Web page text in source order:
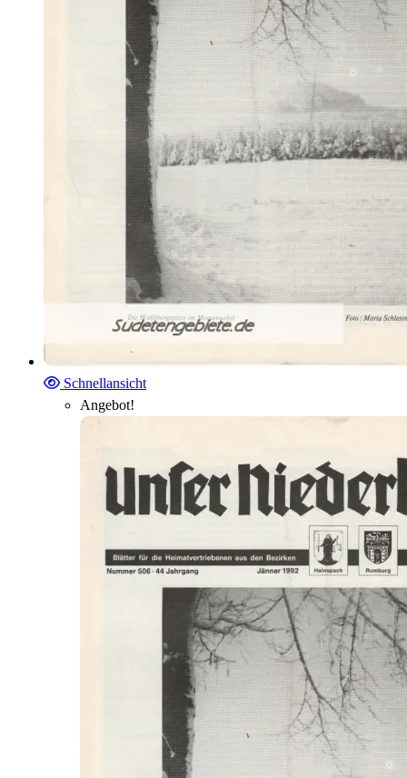
Schnellansicht
Angebot!